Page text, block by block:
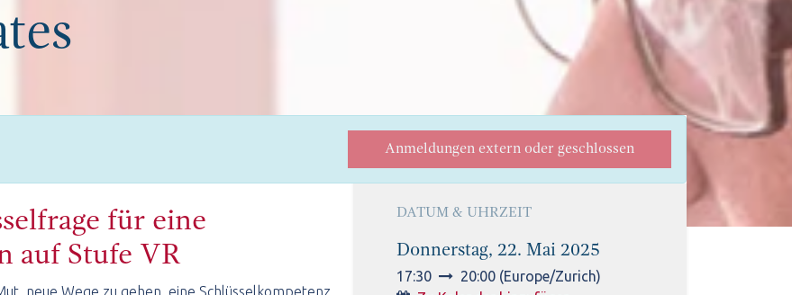
Anmeldungen extern oder geschlossen
für eine
auf Stufe VR
neue Wege zu gehen, eine Schlüsselkompetenz
DATUM & UHRZEIT
Donnerstag, 22. Mai 2025
17:30 20:00 (Europe/Zurich)